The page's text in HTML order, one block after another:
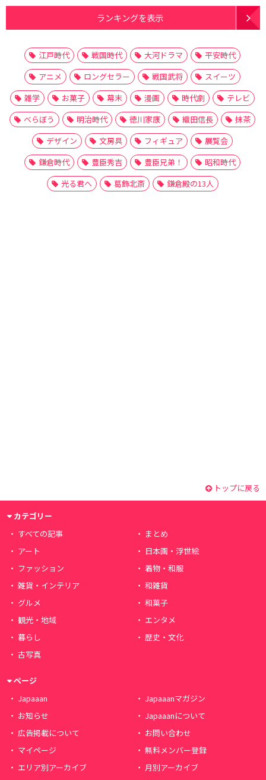
ランキングを表示
江戸時代 戦国時代 大河ドラマ
平安時代
アニメ
ロングセラー 戦国武将
スイーツ
雑学
お菓子 幕末 漫画 時代劇
テレビ
べらぼう
明治時代 徳川家康 織田信長
抹茶
デザイン
文房具 フィギュア
展覧会
鎌倉時代
豊臣秀吉 豊臣兄弟！
昭和時代
光る君へ
葛飾北斎 鎌倉殿の13人
トップに戻る
カテゴリー
すべての記事
まとめ
アート
日本画・浮世絵
ファッション
着物・和服
雑貨・インテリア
和雑貨
グルメ
和菓子
観光・地域
エンタメ
暮らし
歴史・文化
古写真
ページ
Japaaan
Japaaanマガジン
お知らせ
Japaaanについて
広告掲載について
お問い合わせ
マイページ
無料メンバー登録
エリア別アーカイブ
月別アーカイブ